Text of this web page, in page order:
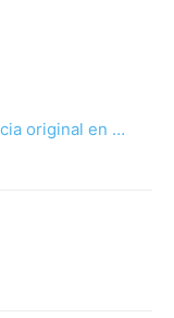
original en …